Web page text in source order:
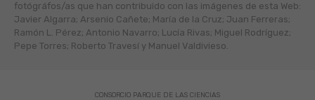
fotógráfos/as que han contribuido con las imágenes de esta Web:
Javier Algarra; Arsenio Cañete; María de la Cruz; Juan Ferreras;
Ramón L. Pérez; Antonio Navarro; Lucía Rivas; Miguel Rodríguez;
Pepe Torres; Roberto Travesí y Manuel Valdivieso.
CONSORCIO PARQUE DE LAS CIENCIAS